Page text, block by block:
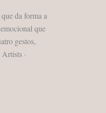
da forma a
que
gestos,
·